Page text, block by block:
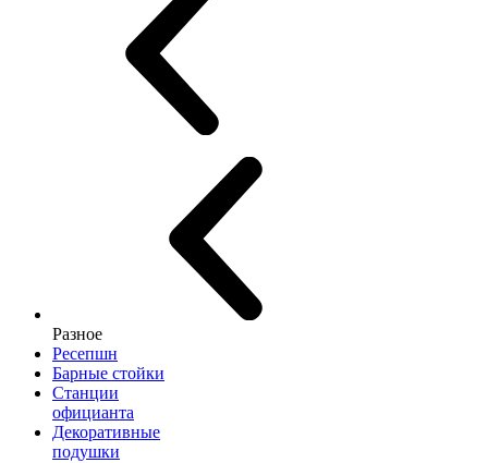
Разное
Ресепшн
Барные стойки
Станции
официанта
Декоративные
подушки